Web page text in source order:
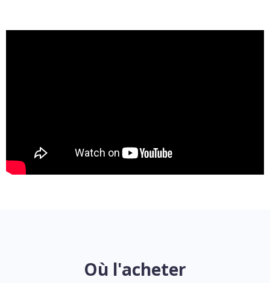
Où l'acheter